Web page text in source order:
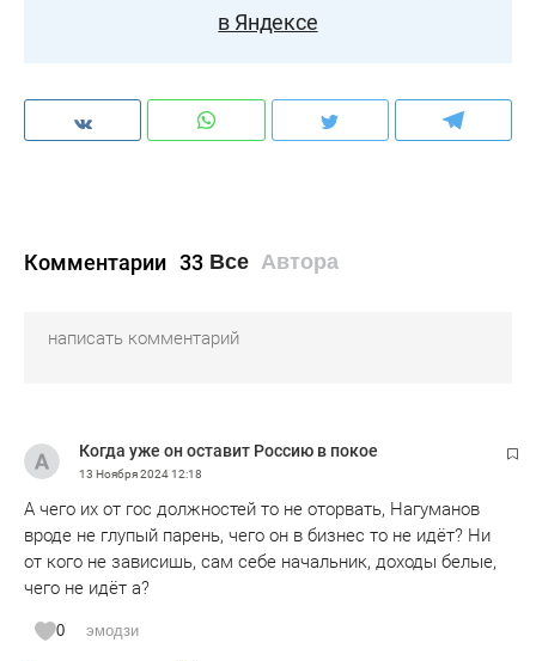
в Яндексе
Комментарии 33 Все Автора
Когда уже он оставит Россию в покое
13 Ноября 202412:18
А чего их от гос должностей то не оторвать, Нагуманов
вроде не глупый парень, чего он в бизнес то не идёт? Ни
от кого не зависишь, сам себе начальник, доходы белые,
чего не идёт а?
0 эмодзи